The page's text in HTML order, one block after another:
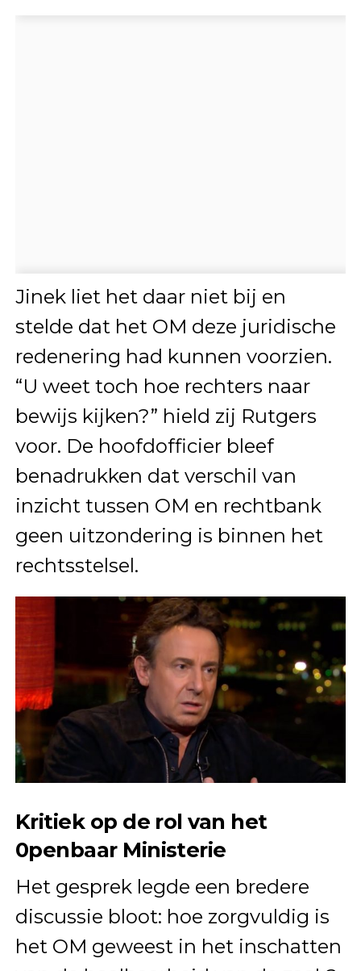
Jinek liet het daar niet bij en
stelde dat het OM deze juridische
redenering had kunnen voorzien.
“U weet toch hoe rechters naar
bewijs kijken?” hield zij Rutgers
voor. De hoofdofficier bleef
benadrukken dat verschil van
inzicht tussen OM en rechtbank
geen uitzondering is binnen het
rechtsstelsel.
Kritiek op de rol van het
0penbaar Ministerie
Het gesprek legde een bredere
discussie bloot: hoe zorgvuldig is
het OM geweest in het inschatten